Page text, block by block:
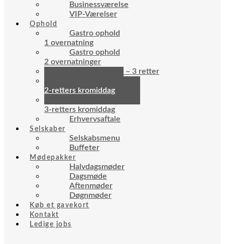
Businessværelse
VIP-Værelser
Ophold
Gastro ophold
1 overnatning
Gastro ophold
2 overnatninger
Søndagsophold – 3 retter
2-retters kromiddag
3-retters kromiddag
Erhvervsaftale
Selskaber
Selskabsmenu
Buffeter
Mødepakker
Halvdagsmøder
Dagsmøde
Aftenmøder
Døgnmøder
Køb et gavekort
Kontakt
Ledige jobs